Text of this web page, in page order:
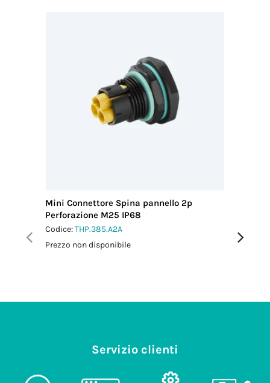
Mini Connettore Spina pannello 2p
Perforazione M25 IP68
Codice:THP.385.A2A
Prezzo non disponibile
Prezzo
Servizio clienti